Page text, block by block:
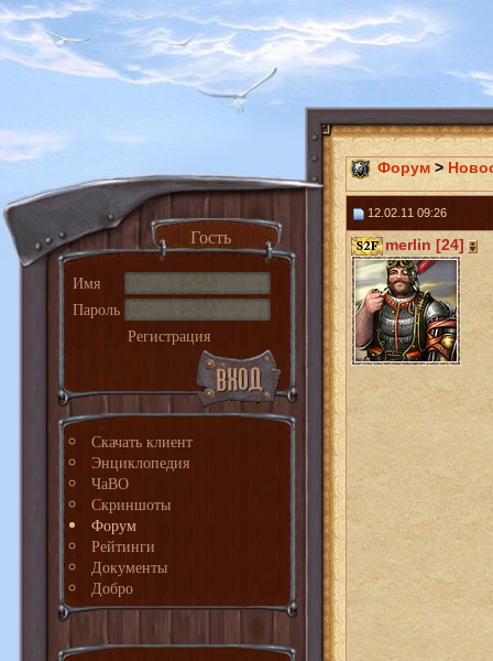
Гость
Имя
Пароль
Регистрация
Скачать клиент
Энциклопедия
ЧаВО
Скриншоты
Форум
Рейтинги
Документы
Добро
Форум >
12.02.11 09:26
merlin [24]